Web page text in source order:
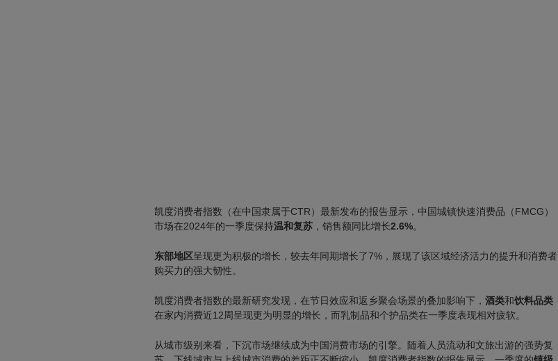
凯度消费者指数（在中国隶属于CTR）最新发布的报告显示，中国城镇快速消费品（FMCG）
市场在2024年的一季度保持温和复苏 ，销售额同比增长2.6%。
东部地区呈现更为积极的增长，较去年同期增长了7%，展现了该区域经济活力的提升和消费者
购买力的强大韧性。
凯度消费者指数的最新研究发现，在节日效应和返乡聚会场景的叠加影响下， 酒类和饮料品类
在家内消费近12周呈现更为明显的增长，而乳制品和个护品类在一季度表现相对疲软。
从城市级别来看，下沉市场继续成为中国消费市场的引擎。随着人员流动和文旅出游的强势复